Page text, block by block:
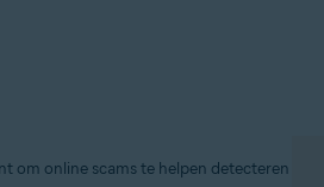
om online scams te helpen detecteren